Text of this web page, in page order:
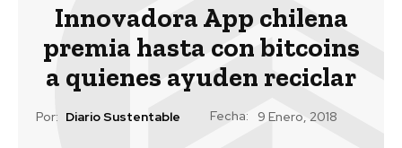
Innovadora App chilena
premia hasta con bitcoins
a quienes ayuden reciclar
Por: Diario Sustentable Fecha: 9 Enero, 2018